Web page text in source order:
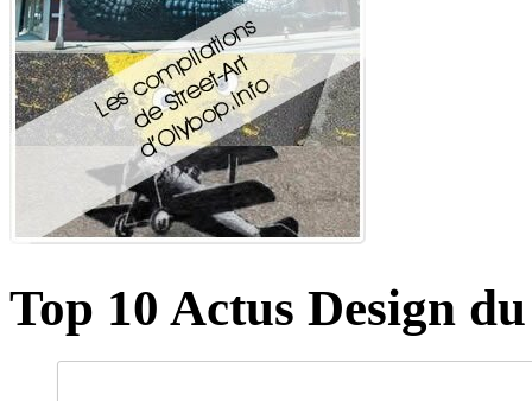
Top 10 Actus Design